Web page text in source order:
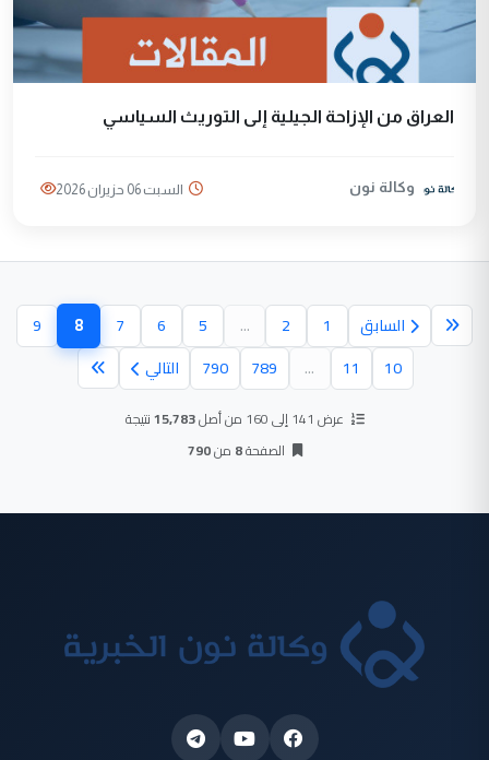
العراق من الإزاحة الجيلية إلى التوريث السياسي
وكالة نون السبت 06 حزيران 2026
السابق 1
2
...
5
6
7
8(الصفحة
9
10
11
...
789
790 التالي
عرض 141 إلى 160 من أصل 15,783نتيجة
الصفحة8 من790